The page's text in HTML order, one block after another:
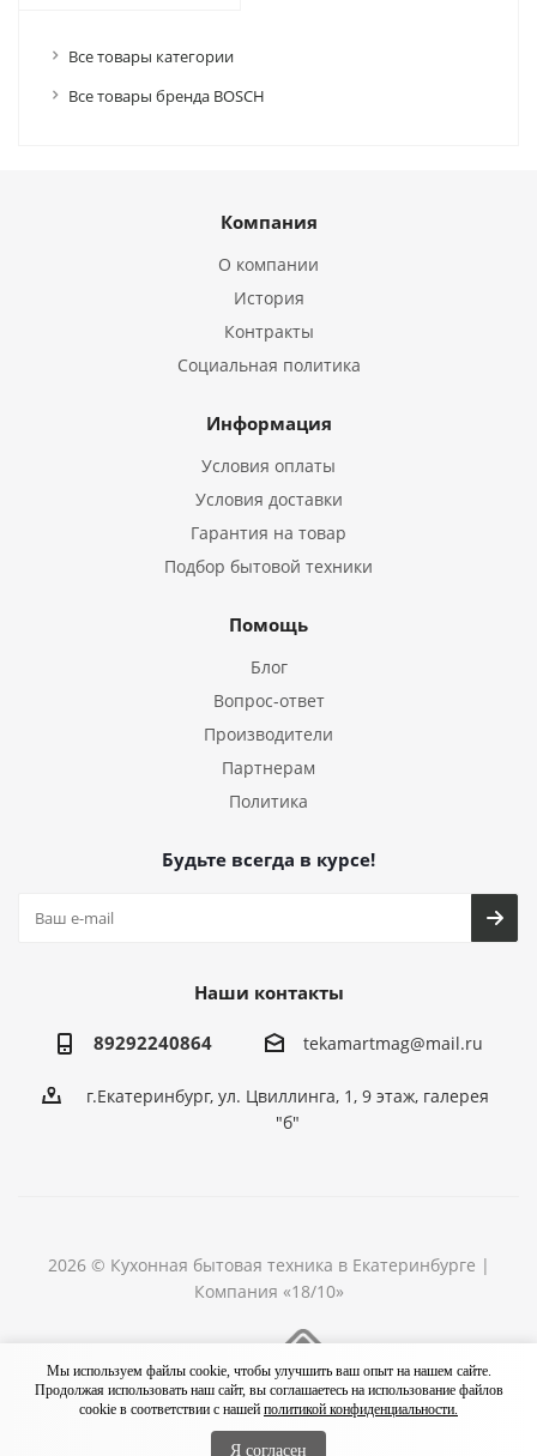
Все товары категории
Все товары бренда BOSCH
Компания
О компании
История
Контракты
Социальная политика
Информация
Условия оплаты
Условия доставки
Гарантия на товар
Подбор бытовой техники
Помощь
Блог
Вопрос-ответ
Производители
Партнерам
Политика
Будьте всегда в курсе!
Наши контакты
89292240864 tekamartmag@mail.ru
г.Екатеринбург, ул. Цвиллинга, 1, 9 этаж, галерея
"б"
2026 © Кухонная бытовая техника в Екатеринбурге |
Компания «18/10»
Мы используем файлы cookie, чтобы улучшить ваш опыт на нашем сайте.
Продолжая использовать наш сайт, вы соглашаетесь на использование файлов
cookie в соответствии с нашей политикой конфиденциальности.
Я согласен